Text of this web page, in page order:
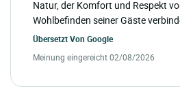
Natur, der Komfort und Respekt
Wohlbefinden seiner Gäste
Übersetzt Von Google
Meinung eingereicht 02/08/2026